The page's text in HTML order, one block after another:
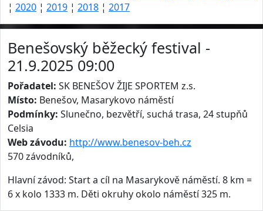
¦ 2020 ¦ 2019 ¦ 2018 ¦ 2017
Benešovský běžecký festival -
21.9.2025 09:00
Pořadatel: SK BENEŠOV ŽIJE SPORTEM z.s.
Místo: Benešov, Masarykovo náměstí
Podmínky: Slunečno, bezvětří, suchá trasa, 24 stupňů
Celsia
Web závodu: http://www.benesov-beh.cz
570 závodníků,
Hlavní závod: Start a cíl na Masarykově náměstí. 8 km =
6 x kolo 1333 m. Děti okruhy okolo náměstí 325 m.